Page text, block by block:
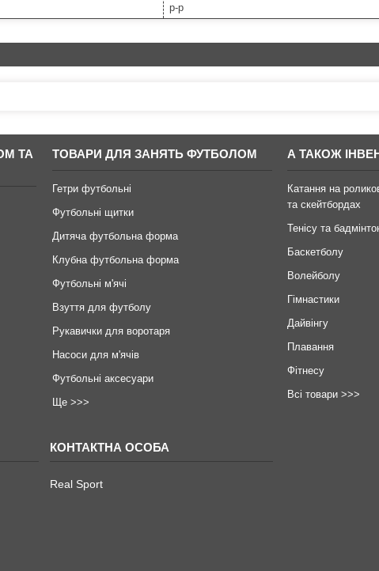
р-р
ТА
ТОВАРИ ДЛЯ ЗАНЯТЬ ФУТБОЛОМ
Гетри футбольні
Футбольні щитки
Дитяча футбольна форма
Клубна футбольна форма
Футбольні м'ячі
Взуття для футболу
Рукавички для воротаря
Насоси для м'ячів
Футбольні аксесуари
Ще >>>
А ТАКОЖ
Катання на
та скейтбордах
Тенісу та
Баскетболу
Волейболу
Гімнастики
Дайвінгу
Плавання
Фітнесу
Всі товари >>>
Real Sport